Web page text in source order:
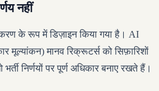
नहीं
के रूप में डिज़ाइन किया गया है। AI
मूल्यांकन) मानव रिक्रूटर्स को सिफ़ारिशों
निर्णयों पर पूर्ण अधिकार बनाए रखते हैं।